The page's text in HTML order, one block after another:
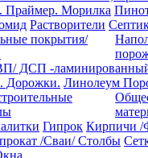
Праймер. Морилка
Растворители
ДСП -
Дорожки. Линолеум
Гипрок Кирпичи /
/Сваи/ Столбы